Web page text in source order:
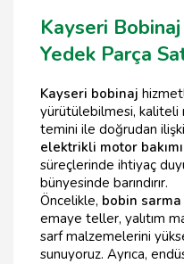
Kayseri
Yedek Parça
Kayseri bobinaj
yürütülebilmesi, kaliteli
temini ile doğrudan
elektrikli motor bakımı
süreçlerinde ihtiyaç
bünyesinde barındırır.
Öncelikle, bobin sarma
emaye teller, yalıtım
sarf malzemelerini
sunuyoruz. Ayrıca,